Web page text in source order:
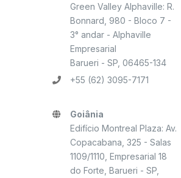
Green Valley Alphaville: R.
Bonnard, 980 - Bloco 7 -
3° andar - Alphaville
Empresarial
Barueri - SP, 06465-134
+55 (62) 3095-7171
Goiânia
Edifício Montreal Plaza: Av.
Copacabana, 325 - Salas
1109/1110, Empresarial 18
do Forte, Barueri - SP,